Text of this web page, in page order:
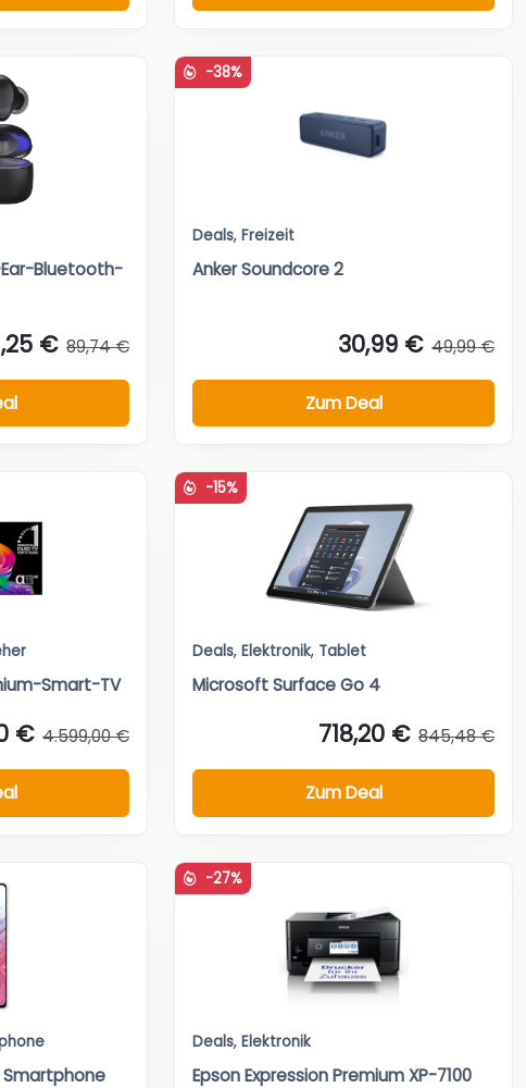
Ear-Bluetooth-
€ 89,74 €
-38%
Deals, Freizeit
Anker Soundcore 2
30,99 € 49,99 €
Zum Deal
Smart-TV
€ 4.599,00 €
-15%
Deals, Elektronik, Tablet
Microsoft Surface Go 4
718,20 € 845,48 €
Zum Deal
Smartphone
-27%
Deals, Elektronik
Epson Expression Premium XP-7100